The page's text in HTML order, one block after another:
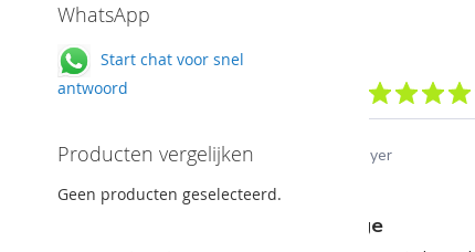
06/10/25 Jannie K. Verified Buyer
Heerlijke massage
WhatsApp
Start chat voor snel
antwoord
Producten vergelijken
Geen producten geselecteerd.